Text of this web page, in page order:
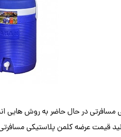
مسافرتی در حال حاضر به روش هایی
قیمت عرضه کلمن پلاستیکی